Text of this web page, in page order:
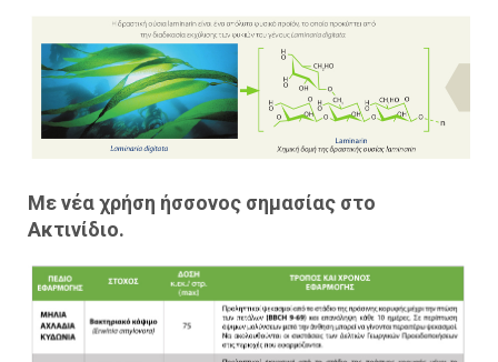
Με νέα χρήση ήσσονος σημασίας στο
Ακτινίδιο.